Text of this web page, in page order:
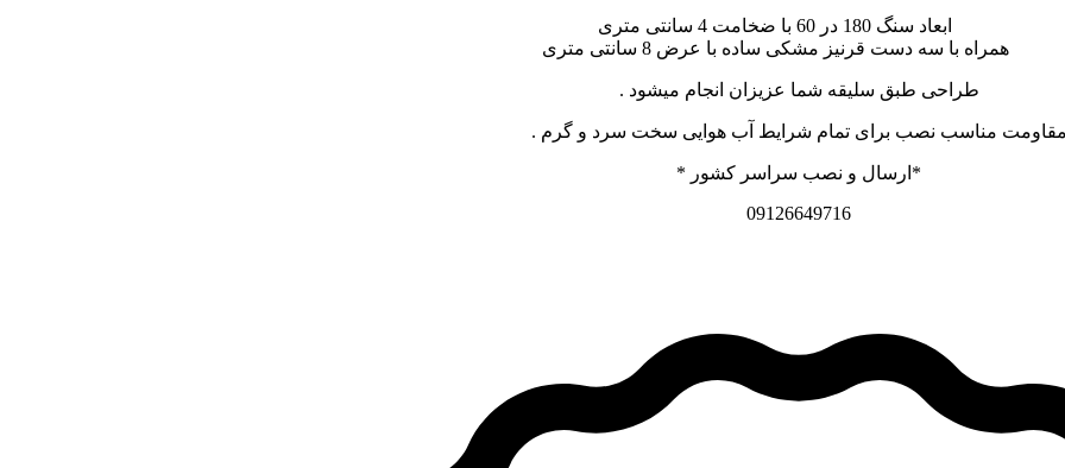
ابعاد سنگ 180 در 60 با ضخامت 4 سانتی متری
همراه با سه دست قرنیز مشکی ساده با عرض 8 سانتی متری
طراحی طبق سلیقه شما عزیزان انجام میشود .
مقاومت مناسب نصب برای تمام شرایط آب هوایی سخت سرد و گرم .
*ارسال و نصب سراسر کشور *
09126649716